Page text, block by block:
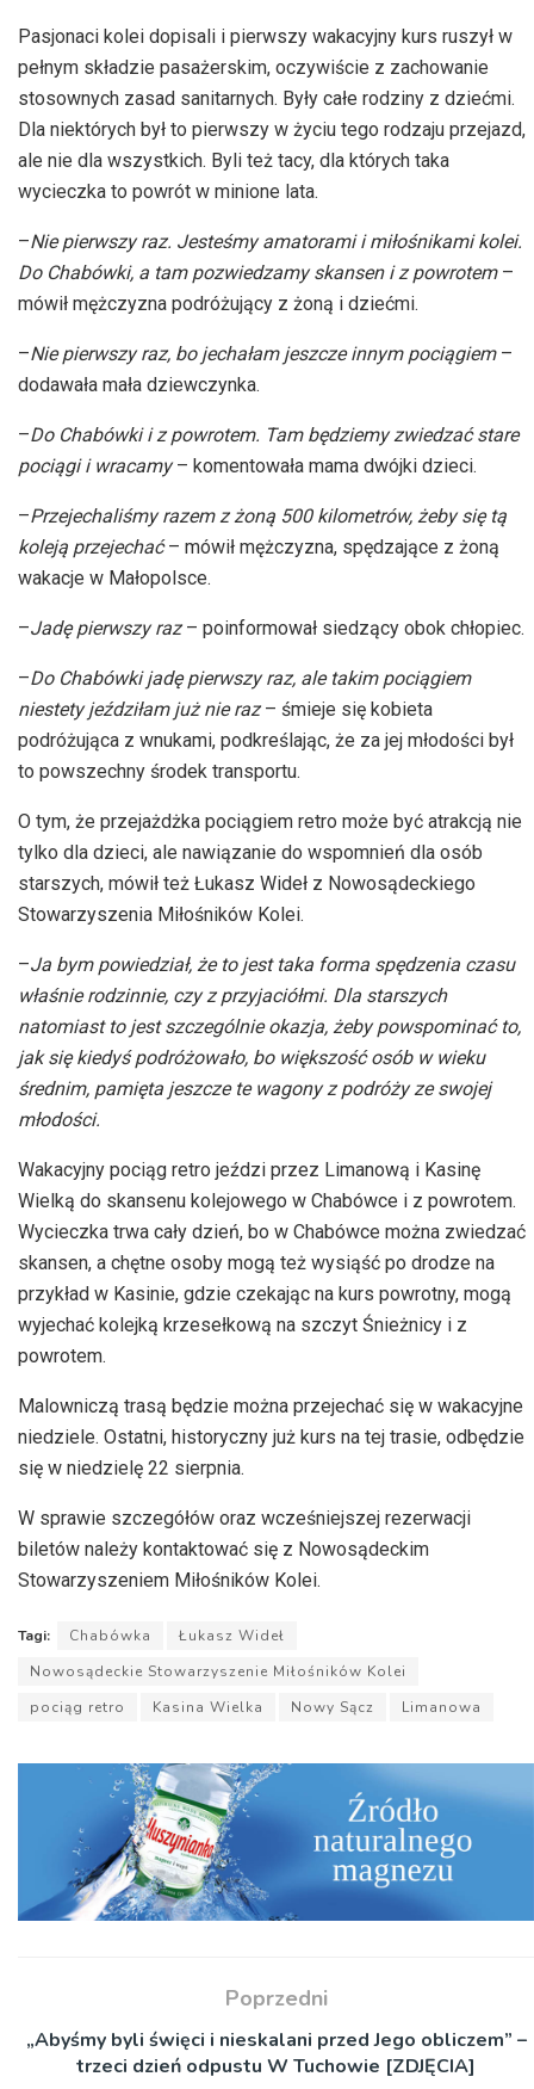
Pasjonaci kolei dopisali i pierwszy wakacyjny kurs ruszył w
pełnym składzie pasażerskim, oczywiście z zachowanie
stosownych zasad sanitarnych. Były całe rodziny z dziećmi.
Dla niektórych był to pierwszy w życiu tego rodzaju przejazd,
ale nie dla wszystkich. Byli też tacy, dla których taka
wycieczka to powrót w minione lata.
–Nie pierwszy raz. Jesteśmy amatorami i miłośnikami kolei.
Do Chabówki, a tam pozwiedzamy skansen i z powrotem–
mówił mężczyzna podróżujący z żoną i dziećmi.
–Nie pierwszy raz, bo jechałam jeszcze innym pociągiem–
dodawała mała dziewczynka.
–Do Chabówki i z powrotem. Tam będziemy zwiedzać stare
pociągi i wracamy– komentowała mama dwójki dzieci.
–Przejechaliśmy razem z żoną 500 kilometrów, żeby się tą
koleją przejechać– mówił mężczyzna, spędzające z żoną
wakacje w Małopolsce.
–Jadę pierwszy raz– poinformował siedzący obok chłopiec.
–Do Chabówki jadę pierwszy raz, ale takim pociągiem
niestety jeździłam już nie raz– śmieje się kobieta
podróżująca z wnukami, podkreślając, że za jej młodości był
to powszechny środek transportu.
O tym, że przejażdżka pociągiem retro może być atrakcją nie
tylko dla dzieci, ale nawiązanie do wspomnień dla osób
starszych, mówił też Łukasz Wideł z Nowosądeckiego
Stowarzyszenia Miłośników Kolei.
–Ja bym powiedział, że to jest taka forma spędzenia czasu
właśnie rodzinnie, czy z przyjaciółmi. Dla starszych
natomiast to jest szczególnie okazja, żeby powspominać to,
jak się kiedyś podróżowało, bo większość osób w wieku
średnim, pamięta jeszcze te wagony z podróży ze swojej
młodości.
Wakacyjny pociąg retro jeździ przez Limanową i Kasinę
Wielką do skansenu kolejowego w Chabówce i z powrotem.
Wycieczka trwa cały dzień, bo w Chabówce można zwiedzać
skansen, a chętne osoby mogą też wysiąść po drodze na
przykład w Kasinie, gdzie czekając na kurs powrotny, mogą
wyjechać kolejką krzesełkową na szczyt Śnieżnicy i z
powrotem.
Malowniczą trasą będzie można przejechać się w wakacyjne
niedziele. Ostatni, historyczny już kurs na tej trasie, odbędzie
się w niedzielę 22 sierpnia.
W sprawie szczegółów oraz wcześniejszej rezerwacji
biletów należy kontaktować się z Nowosądeckim
Stowarzyszeniem Miłośników Kolei.
Tagi: Chabówka
Łukasz Wideł
Nowosądeckie Stowarzyszenie Miłośników Kolei
pociąg retro
Kasina Wielka Nowy Sącz Limanowa
Poprzedni
„Abyśmy byli święci i nieskalani przed Jego obliczem” –
trzeci dzień odpustu W Tuchowie [ZDJĘCIA]